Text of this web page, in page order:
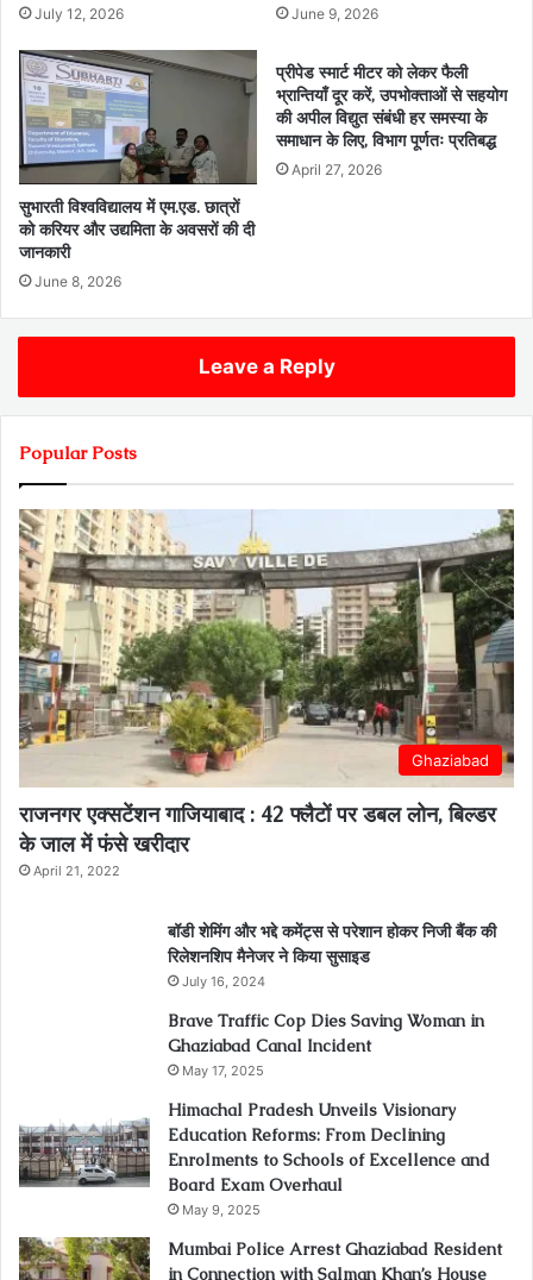
July 12, 2026 June 9, 2026
सुभारती विश्वविद्यालय में एम.एड. छात्रों
को करियर और उद्यमिता के अवसरों की दी
जानकारी
June 8, 2026
प्रीपेड स्मार्ट मीटर को लेकर फैली
भ्रान्तियाँ दूर करें, उपभोक्ताओं से सहयोग
की अपील विद्युत संबंधी हर समस्या के
समाधान के लिए, विभाग पूर्णतः प्रतिबद्ध
April 27, 2026
Leave a Reply
Popular Posts
Ghaziabad
राजनगर एक्सटेंशन गाजियाबाद : 42 फ्लैटों पर डबल लोन, बिल्डर
के जाल में फंसे खरीदार
April 21, 2022
बॉडी शेमिंग और भद्दे कमेंट्स से परेशान होकर निजी बैंक की
रिलेशनशिप मैनेजर ने किया सुसाइड
July 16, 2024
Brave Traffic Cop Dies Saving Woman in
Ghaziabad Canal Incident
May 17, 2025
Himachal Pradesh Unveils Visionary
Education Reforms: From Declining
Enrolments to Schools of Excellence and
Board Exam Overhaul
May 9, 2025
Mumbai Police Arrest Ghaziabad Resident
in Connection with Salman Khan’s House